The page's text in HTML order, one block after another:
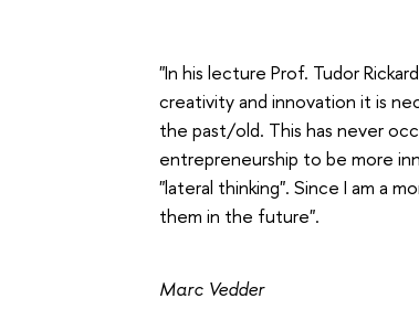
"In his lecture Prof. Tudor
creativity and innovation it is
the past/old. This has never
entrepreneurship to be more
"lateral thinking". Since I am a
them in the future".
Marc Vedder